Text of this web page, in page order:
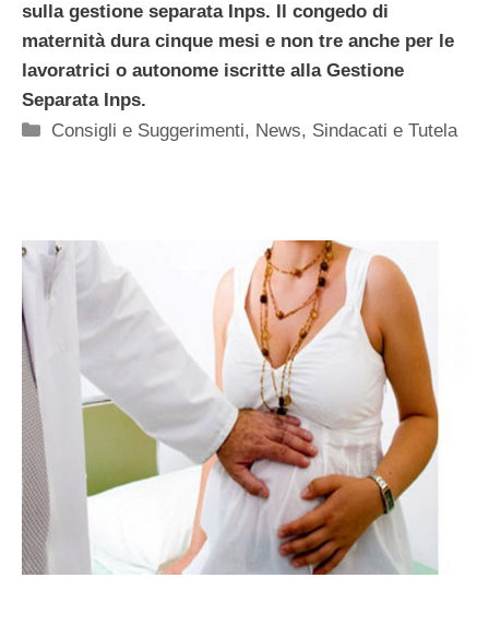
sulla gestione separata Inps. Il congedo di
maternità dura cinque mesi e non tre anche per le
lavoratrici o autonome iscritte alla Gestione
Separata Inps.
Categorie
Consigli e Suggerimenti, News, Sindacati e Tutela